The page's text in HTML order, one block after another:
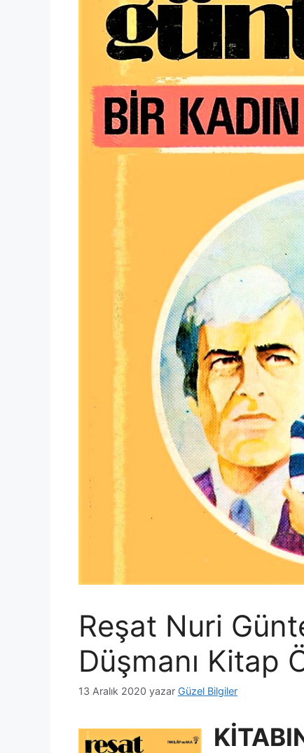
Reşat Nuri
Düşmanı Kitap
13 Aralık 2020 yazar Güzel Bilgiler